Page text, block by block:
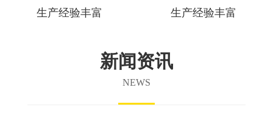
生产经验丰富 生产经验丰富
新闻资讯
NEWS